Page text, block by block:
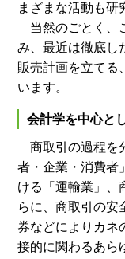
まざまな活動も研
当然のごとく、
み、最近は徹底し
販売計画を立てる
います。
会計学を中心と
商取引の過程を
者・企業・消費者
ける「運輸業」、
らに、商取引の安
券などによりカネ
接的に関わるあら